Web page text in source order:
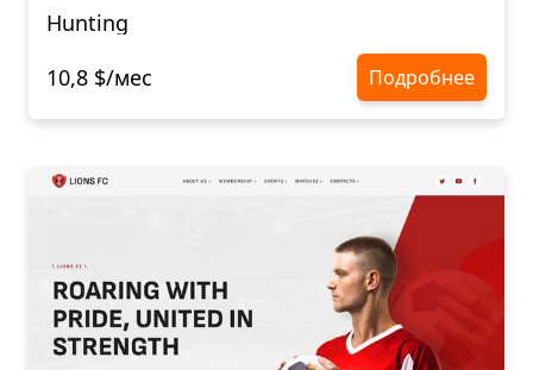
Hunting
10,8 $/мес
Подробнее